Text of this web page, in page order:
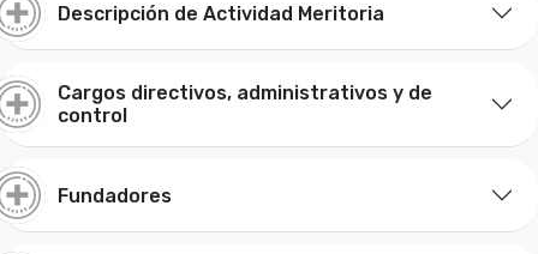
Descripción de Actividad Meritoria
Cargos directivos, administrativos y de
control
Fundadores